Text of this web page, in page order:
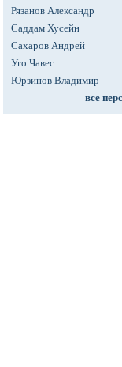
Рязанов Александр
Саддам Хусейн
Сахаров Андрей
Уго Чавес
Юрзинов Владимир
все